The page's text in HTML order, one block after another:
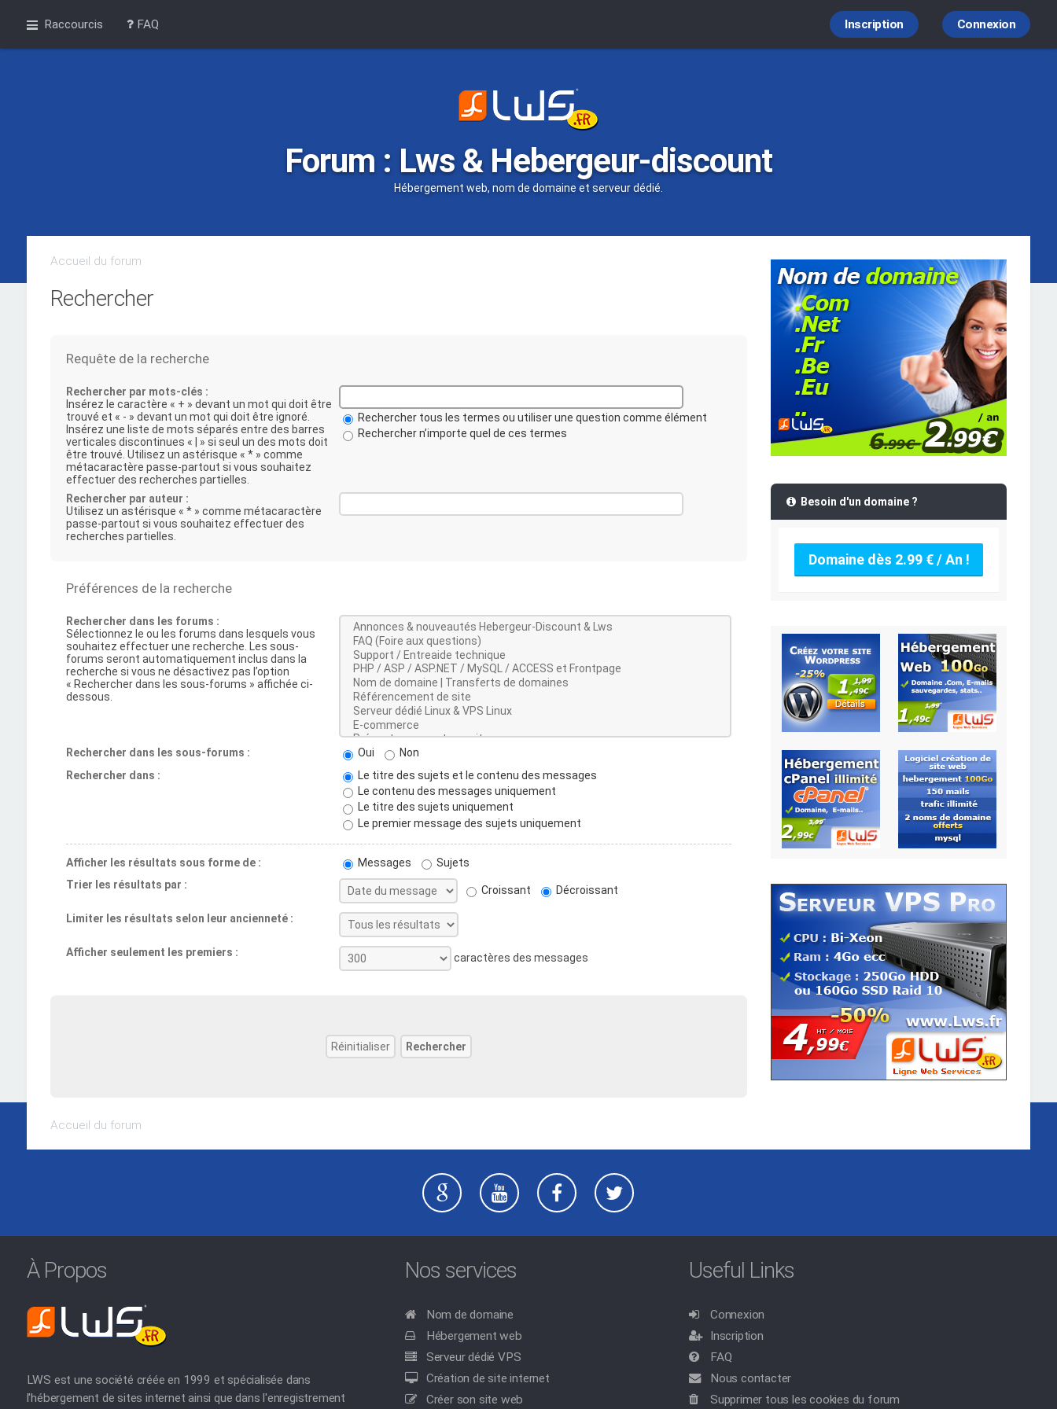
Raccourcis FAQ Connexion
Inscription
Forum : Lws & Hebergeur-discount
Hébergement web, nom de domaine et serveur dédié.
Accueil du forum
Rechercher
Requête de la recherche
Rechercher par mots-clés :
Insérez le caractère « + » devant un mot qui doit être
trouvé et « - » devant un mot qui doit être ignoré.
Insérez une liste de mots séparés entre des barres
verticales discontinues « | » si seul un des mots doit
être trouvé. Utilisez un astérisque « * » comme
métacaractère passe-partout si vous souhaitez
effectuer des recherches partielles.
Rechercher tous les termes ou utiliser une question comme élément
Rechercher n’importe quel de ces termes
Rechercher par auteur :
Utilisez un astérisque « * » comme métacaractère
passe-partout si vous souhaitez effectuer des
recherches partielles.
Préférences de la recherche
Rechercher dans les forums :
Sélectionnez le ou les forums dans lesquels vous
souhaitez effectuer une recherche. Les sous-
forums seront automatiquement inclus dans la
recherche si vous ne désactivez pas l’option
« Rechercher dans les sous-forums » affichée ci-
dessous.
Rechercher dans les sous-forums : Oui
Non
Rechercher dans :
Le titre des sujets et le contenu des messages
Le contenu des messages uniquement
Le titre des sujets uniquement
Le premier message des sujets uniquement
Afficher les résultats sous forme de : Messages
Sujets
Trier les résultats par :
Croissant Décroissant
Limiter les résultats selon leur ancienneté :
Afficher seulement les premiers : caractères des messages
Accueil du forum
Besoin d'un domaine ?
Domaine dès 2.99 € / An !
À Propos
LWS est une société créée en 1999 et spécialisée dans
l'hébergement de sites internet ainsi que dans l'enregistrement
Nos services
Nom de domaine
Hébergement web
Serveur dédié VPS
Création de site internet
Créer son site web
Useful Links
Connexion
Inscription
FAQ
Nous contacter
Supprimer tous les cookies du forum